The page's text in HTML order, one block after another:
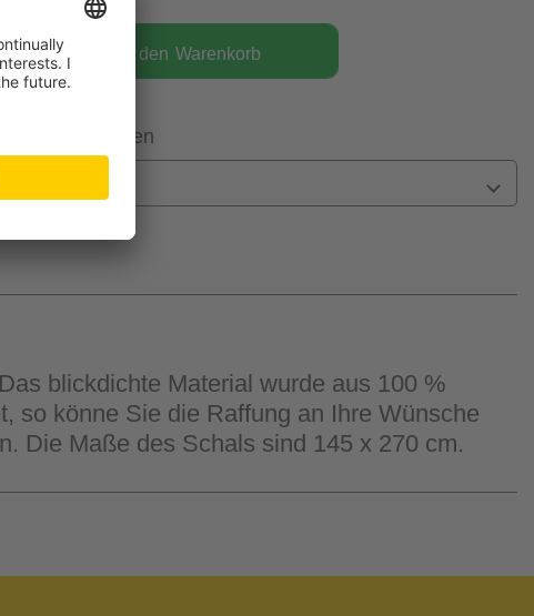
In den Warenkorb
der Filiale prüfen
blickdichte Material wurde aus 100 %
so könne Sie die Raffung an Ihre Wünsche
Die Maße des Schals sind 145 x 270 cm.